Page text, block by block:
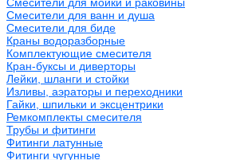
Смесители для ванн и душа
Смесители для биде
Краны водоразборные
Комплектующие смесителя
Кран-буксы и диверторы
Лейки, шланги и стойки
Изливы, аэраторы и переходники
Гайки, шпильки и эксцентрики
Ремкомплекты смесителя
Трубы и фитинги
Фитинги латунные
Фитинги чугунные